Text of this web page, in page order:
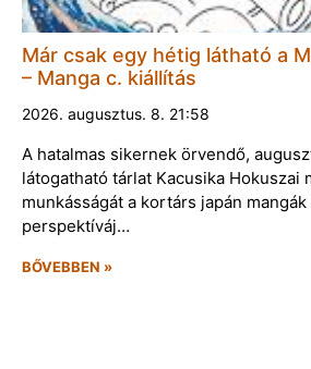
Már csak egy hétig látható a
– Manga c. kiállítás
2026. augusztus. 8. 21:58
A hatalmas sikernek örvendő,
látogatható tárlat Kacusika Hokuszai
munkásságát a kortárs japán
perspektíváj…
BŐVEBBEN »